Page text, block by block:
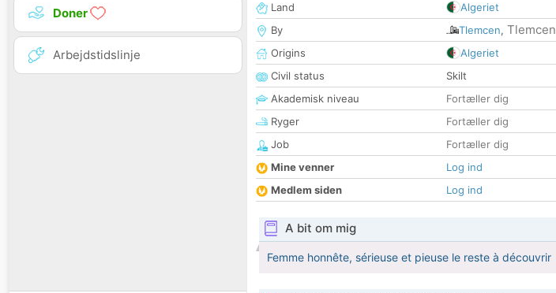
Doner
Arbejdstidslinje
Land
Algeriet
By
Tlemcen, Tlemcen
Origins
Algeriet
Civil status
Skilt
Akademisk niveau
Fortæller dig
Ryger
Fortæller dig
Job
Fortæller dig
Mine venner
Log ind
Medlem siden
Log ind
A bit om mig
Femme honnête, sérieuse et pieuse le reste à découvrir